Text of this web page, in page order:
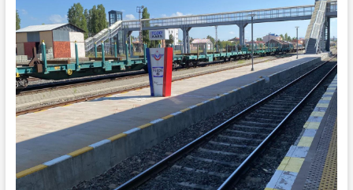
t
i
o
n
ь
я
:
я
: